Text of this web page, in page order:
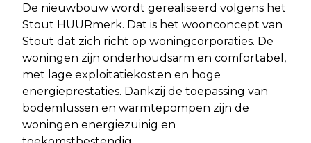
De nieuwbouw wordt gerealiseerd volgens het
Stout HUURmerk. Dat is het woonconcept van
Stout dat zich richt op woningcorporaties. De
woningen zijn onderhoudsarm en comfortabel,
met lage exploitatiekosten en hoge
energieprestaties. Dankzij de toepassing van
bodemlussen en warmtepompen zijn de
woningen energiezuinig en